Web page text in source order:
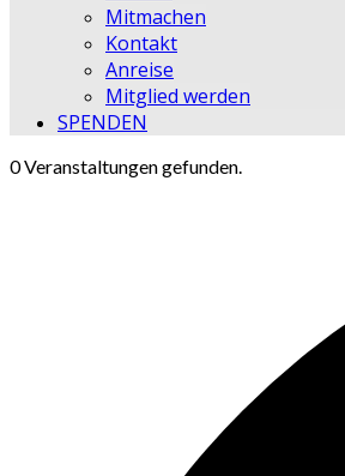
Mitmachen
Kontakt
Anreise
Mitglied werden
SPENDEN
0 Veranstaltungen gefunden.